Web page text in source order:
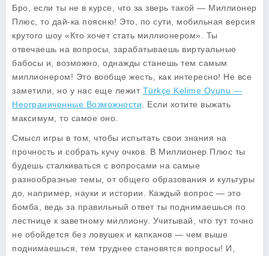
Бро, если ты не в курсе, что за зверь такой — Миллионер
Плюс, то дай-ка поясню! Это, по сути, мобильная версия
крутого шоу «Кто хочет стать миллионером». Ты
отвечаешь на вопросы, зарабатываешь виртуальные
бабосы и, возможно, однажды станешь тем самым
миллионером! Это вообще жесть, как интересно! Не все
заметили, но у нас еще лежит Türkçe Kelime Oyunu —
Неограниченные Возможности . Если хотите выжать
максимум, то самое оно.
Смысл игры в том, чтобы испытать свои знания на
прочность и собрать кучу очков. В Миллионер Плюс ты
будешь сталкиваться с вопросами на самые
разнообразные темы, от общего образования и культуры
до, например, науки и истории. Каждый вопрос — это
бомба, ведь за правильный ответ ты поднимаешься по
лестнице к заветному миллиону. Учитывай, что тут точно
не обойдется без ловушек и капканов — чем выше
поднимаешься, тем труднее становятся вопросы! И,